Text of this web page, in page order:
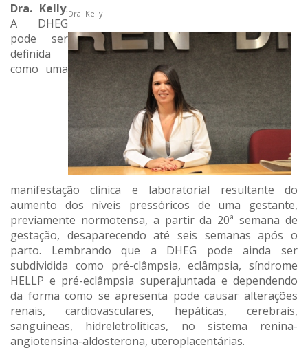
Dra. Kelly
Dra. Kelly:
A DHEG
pode ser
definida
como uma
manifestação clínica e laboratorial resultante do
aumento dos níveis pressóricos de uma gestante,
previamente normotensa, a partir da 20ª semana de
gestação, desaparecendo até seis semanas após o
parto. Lembrando que a DHEG pode ainda ser
subdividida como pré-clâmpsia, eclâmpsia, síndrome
HELLP e pré-eclâmpsia superajuntada e dependendo
da forma como se apresenta pode causar alterações
renais, cardiovasculares, hepáticas, cerebrais,
sanguíneas, hidreletrolíticas, no sistema renina-
angiotensina-aldosterona, uteroplacentárias.